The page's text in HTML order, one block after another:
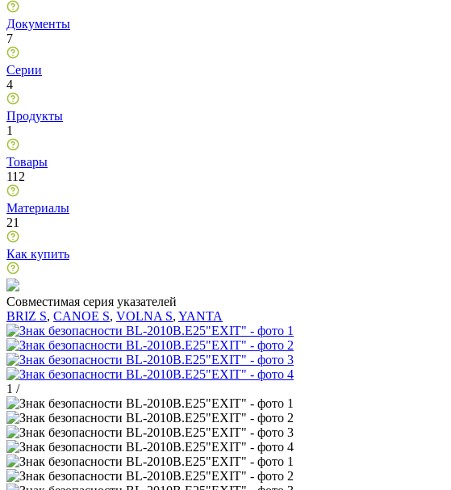
Документы
7
Серии
4
Продукты
1
Товары
112
Материалы
21
Как купить
Совместимая серия указателей
BRIZ S, CANOE S, VOLNA S, YANTA
1 /